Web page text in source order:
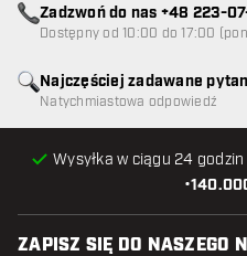
•
Wysyłka w ciągu 24 godzin
Najczęściej zadawane
Natychmiastowa odpowiedź
Zadzwoń do nas +48 223-
Dostępny od 10:00 do 17:00
ZAPISZ SIĘ DO NASZEGO